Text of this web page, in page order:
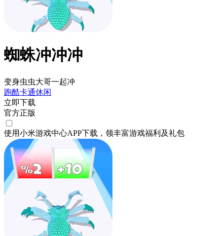
蜘蛛冲冲冲
变身虫虫大哥一起冲
跑酷卡通休闲
立即下载
官方正版
使用小米游戏中心APP下载 ，领丰富游戏福利 及礼包